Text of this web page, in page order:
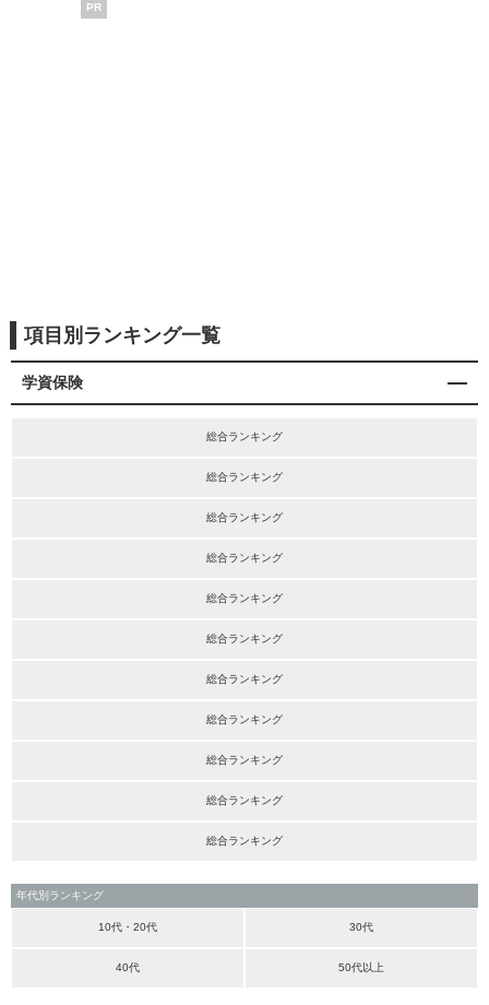
PR
項目別ランキング一覧
学資保険
総合ランキング
総合ランキング
総合ランキング
総合ランキング
総合ランキング
総合ランキング
総合ランキング
総合ランキング
総合ランキング
総合ランキング
総合ランキング
年代別ランキング
10代・20代 30代
40代 50代以上